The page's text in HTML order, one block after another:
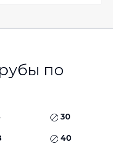
по
30
40